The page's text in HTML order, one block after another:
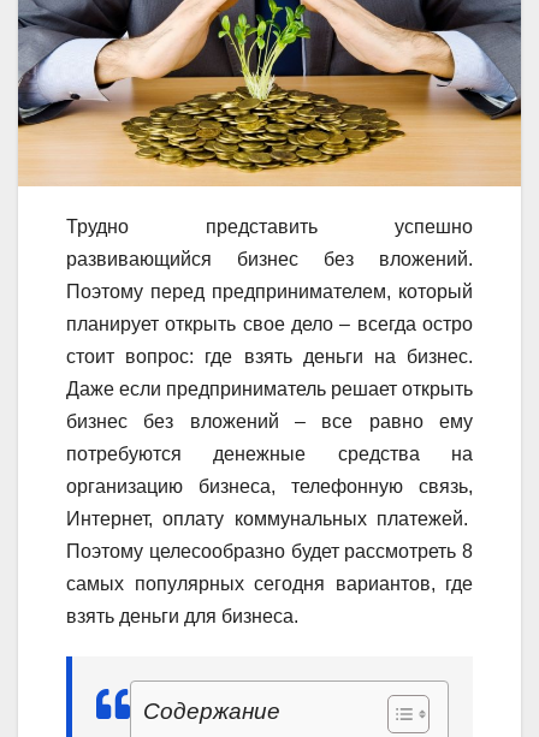
Трудно представить успешно
развивающийся бизнес без вложений.
Поэтому перед предпринимателем, который
планирует открыть свое дело – всегда остро
стоит вопрос: где взять деньги на бизнес.
Даже если предприниматель решает открыть
бизнес без вложений – все равно ему
потребуются денежные средства на
организацию бизнеса, телефонную связь,
Интернет, оплату коммунальных платежей.
Поэтому целесообразно будет рассмотреть 8
самых популярных сегодня вариантов, где
взять деньги для бизнеса.
Содержание